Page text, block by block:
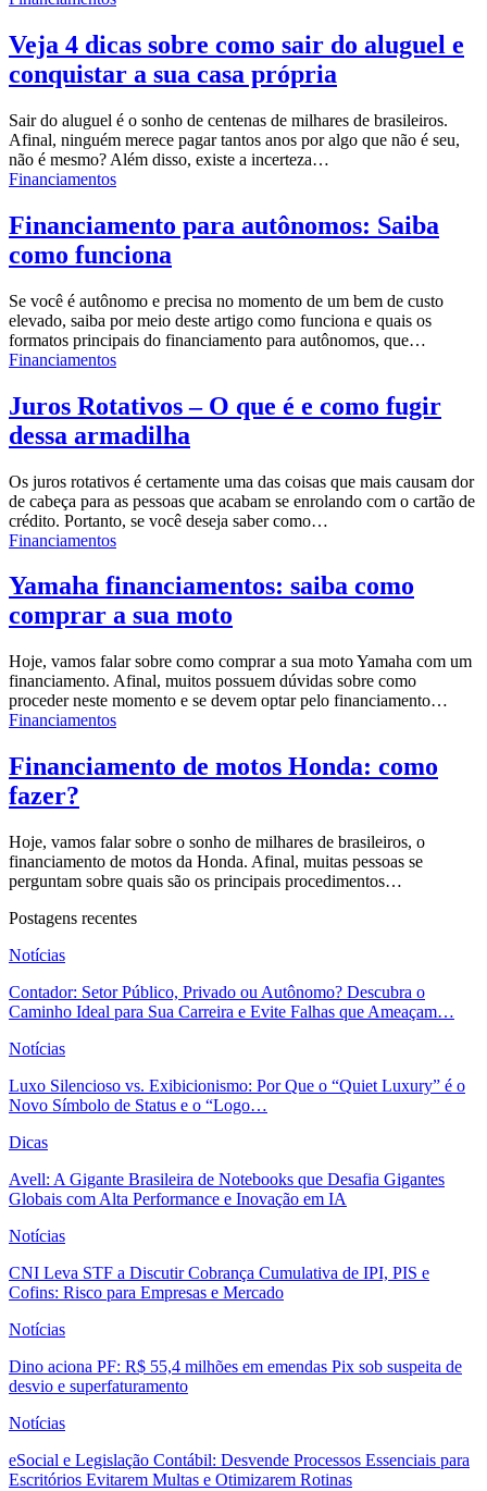
Veja 4 dicas sobre como sair do aluguel e
conquistar a sua casa própria
Sair do aluguel é o sonho de centenas de milhares de brasileiros.
Afinal, ninguém merece pagar tantos anos por algo que não é seu,
não é mesmo? Além disso, existe a incerteza…
Financiamentos
Financiamento para autônomos: Saiba
como funciona
Se você é autônomo e precisa no momento de um bem de custo
elevado, saiba por meio deste artigo como funciona e quais os
formatos principais do financiamento para autônomos, que…
Financiamentos
Juros Rotativos – O que é e como fugir
dessa armadilha
Os juros rotativos é certamente uma das coisas que mais causam dor
de cabeça para as pessoas que acabam se enrolando com o cartão de
crédito. Portanto, se você deseja saber como…
Financiamentos
Yamaha financiamentos: saiba como
comprar a sua moto
Hoje, vamos falar sobre como comprar a sua moto Yamaha com um
financiamento. Afinal, muitos possuem dúvidas sobre como
proceder neste momento e se devem optar pelo financiamento…
Financiamentos
Financiamento de motos Honda: como
fazer?
Hoje, vamos falar sobre o sonho de milhares de brasileiros, o
financiamento de motos da Honda. Afinal, muitas pessoas se
perguntam sobre quais são os principais procedimentos…
Postagens recentes
Notícias
Contador: Setor Público, Privado ou Autônomo? Descubra o
Caminho Ideal para Sua Carreira e Evite Falhas que Ameaçam…
Notícias
Luxo Silencioso vs. Exibicionismo: Por Que o “Quiet Luxury” é o
Novo Símbolo de Status e o “Logo…
Dicas
Avell: A Gigante Brasileira de Notebooks que Desafia Gigantes
Globais com Alta Performance e Inovação em IA
Notícias
CNI Leva STF a Discutir Cobrança Cumulativa de IPI, PIS e
Cofins: Risco para Empresas e Mercado
Notícias
Dino aciona PF: R$ 55,4 milhões em emendas Pix sob suspeita de
desvio e superfaturamento
Notícias
eSocial e Legislação Contábil: Desvende Processos Essenciais para
Escritórios Evitarem Multas e Otimizarem Rotinas